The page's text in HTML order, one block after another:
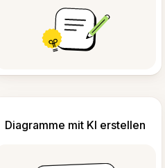
Diagramme mit KI erstellen